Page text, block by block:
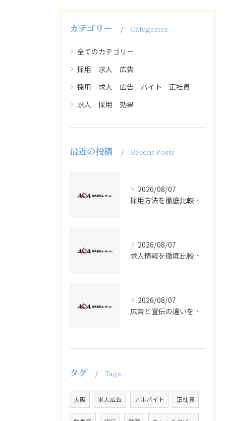
カテゴリー Categories
全てのカテゴリー
採用 求人 広告
採用 求人 広告 バイト 正社員
求人 採用 効果
最近の投稿 Recent Posts
2026/08/07
採用方法を徹底比較求人広告でバイトと正社員の最適解を探る
2026/08/07
求人情報を徹底比較して正社員やバイトを効率よく見つける実践ガイド
2026/08/07
広告と宣伝の違いを押さえた採用求人戦略とバイト正社員獲得の実務ポイント
タグ Tags
大阪 求人広告 アルバイト 正社員